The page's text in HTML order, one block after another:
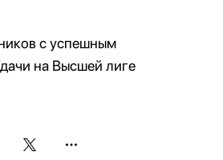
с успешным
на Высшей лиге